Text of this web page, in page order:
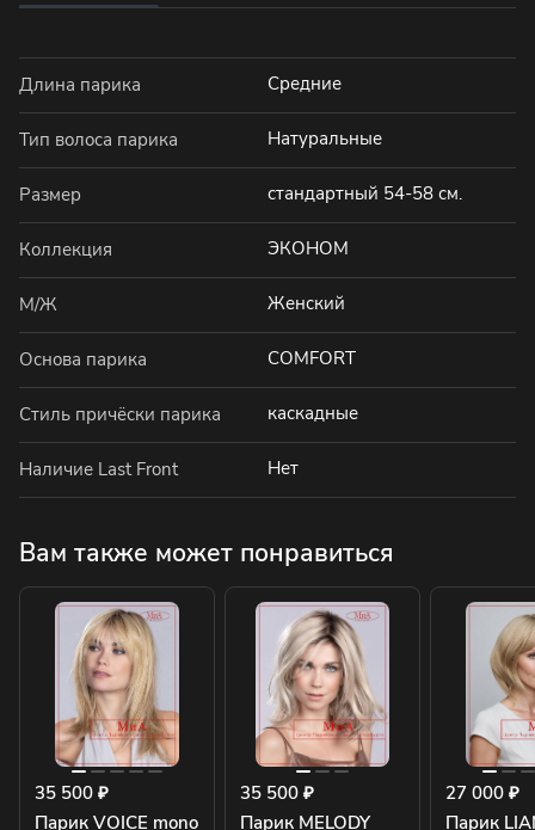
Длина парика Средние
Тип волоса парика Натуральные
Размер стандартный 54-58 см.
Коллекция ЭКОНОМ
М/Ж Женский
Основа парика COMFORT
Стиль причёски парика каскадные
Наличие Last Front Нет
Вам также может понравиться
35 500 ₽
Парик VOICE mono
35 500 ₽
Парик MELODY
27 000 ₽
Парик